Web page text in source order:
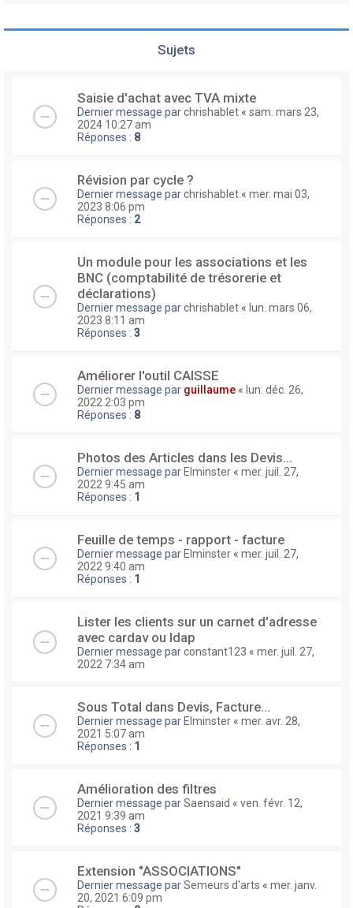
Sujets
Saisie d'achat avec TVA mixte
Dernier message parchrishablet « sam. mars 23,
2024 10:27 am
Réponses : 8
Révision par cycle ?
Dernier message parchrishablet « mer. mai 03,
2023 8:06 pm
Réponses : 2
Un module pour les associations et les
BNC (comptabilité de trésorerie et
déclarations)
Dernier message parchrishablet « lun. mars 06,
2023 8:11 am
Réponses : 3
Améliorer l'outil CAISSE
Dernier message par guillaume « lun. déc. 26,
2022 2:03 pm
Réponses : 8
Photos des Articles dans les Devis...
Dernier message parElminster « mer. juil. 27,
2022 9:45 am
Réponses : 1
Feuille de temps - rapport - facture
Dernier message parElminster « mer. juil. 27,
2022 9:40 am
Réponses : 1
Lister les clients sur un carnet d'adresse
avec cardav ou ldap
Dernier message parconstant123 « mer. juil. 27,
2022 7:34 am
Sous Total dans Devis, Facture...
Dernier message parElminster « mer. avr. 28,
2021 5:07 am
Réponses : 1
Amélioration des filtres
Dernier message parSaensaid « ven. févr. 12,
2021 9:39 am
Réponses : 3
Extension "ASSOCIATIONS"
Dernier message parSemeurs d'arts « mer. janv.
20, 2021 6:09 pm